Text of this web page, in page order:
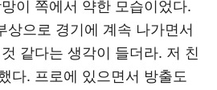
이 쪽에서 약한 모습이었다.
상으로 경기에 계속 나가면서
같다는 생각이 들더라. 저 친
다. 프로에 있으면서 방출도